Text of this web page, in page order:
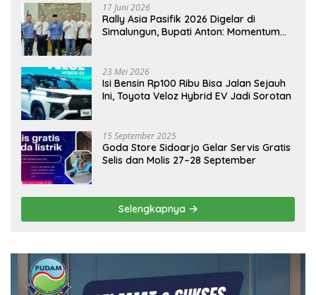
17 Juni 2026
Rally Asia Pasifik 2026 Digelar di
Simalungun, Bupati Anton: Momentum
23 Mei 2026
Isi Bensin Rp100 Ribu Bisa Jalan Sejauh
Ini, Toyota Veloz Hybrid EV Jadi Sorotan
15 September 2025
Goda Store Sidoarjo Gelar Servis Gratis
Selis dan Molis 27–28 September
Selengkapnya